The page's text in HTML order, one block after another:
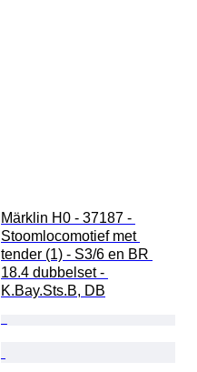
Märklin H0 - 37187 -
Stoomlocomotief met
tender (1) - S3/6 en BR
18.4 dubbelset -
K.Bay.Sts.B, DB